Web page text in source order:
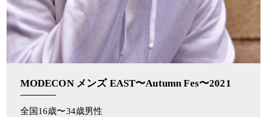
MODECON メンズ EAST〜Autumn Fes〜2021
全国16歳〜34歳男性